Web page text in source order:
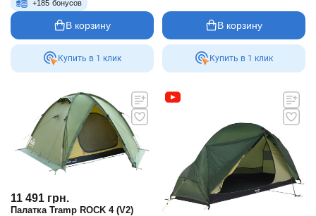
+185 бонусов
В корзину
Купить в 1 клик
В корзину
Купить в 1 клик
11 491 грн.
Палатка Tramp ROCK 4 (V2)